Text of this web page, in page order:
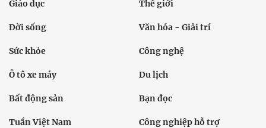
Giáo dục Thế giới
Đời sống Văn hóa - Giải trí
Sức khỏe Công nghệ
Ô tô xe máy Du lịch
Bất động sản Bạn đọc
Tuần Việt Nam Công nghiệp hỗ trợ